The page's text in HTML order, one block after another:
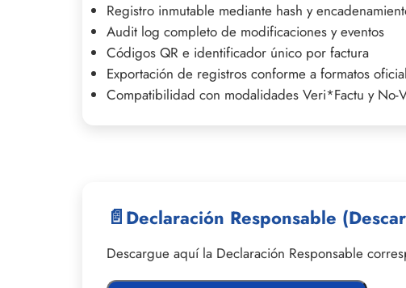
Registro inmutable mediante hash y
Audit log completo de modificaciones y eventos
Códigos QR e identificador único por factura
Exportación de registros conforme a formatos
Compatibilidad con modalidades Veri*Factu y No-
📄Declaración Responsable
Descargue aquí la Declaración Responsable